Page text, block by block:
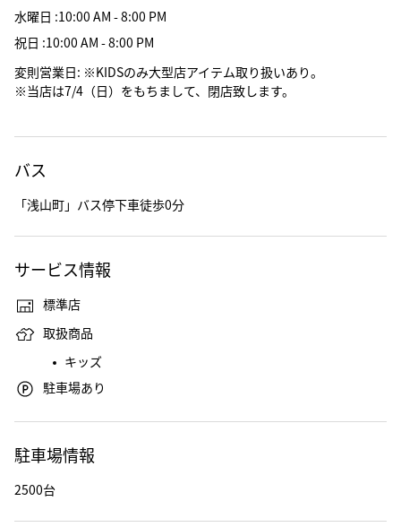
水曜日 :10:00 AM - 8:00 PM
祝日 :10:00 AM - 8:00 PM
変則営業日: ※KIDSのみ大型店アイテム取り扱いあり。
※当店は7/4（日）をもちまして、閉店致します。
バス
「浅山町」バス停下車徒歩0分
サービス情報
標準店
取扱商品
キッズ
駐車場あり
駐車場情報
2500台